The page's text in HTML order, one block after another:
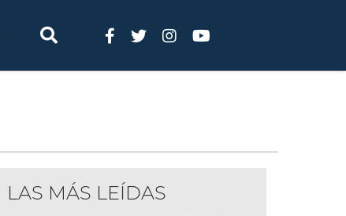
LAS MÁS LEÍDAS